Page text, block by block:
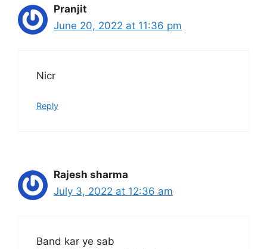
Pranjit
June 20, 2022 at 11:36 pm
Nicr
Reply
Rajesh sharma
July 3, 2022 at 12:36 am
Band kar ye sab